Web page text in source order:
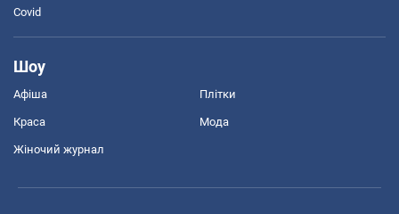
Covid
Шоу
Афіша Плітки
Краса Мода
Жіночий журнал